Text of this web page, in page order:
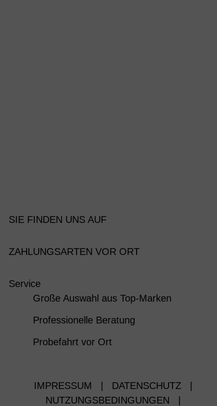
SIE FINDEN UNS AUF
ZAHLUNGSARTEN VOR ORT
Service
Große Auswahl aus Top-Marken
Professionelle Beratung
Probefahrt vor Ort
IMPRESSUM DATENSCHUTZ
NUTZUNGSBEDINGUNGEN